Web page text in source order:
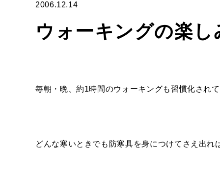
2006.12.14
ウォーキングの楽し
毎朝・晩、約1時間のウォーキングも習慣化されて
どんな寒いときでも防寒具を身につけてさえ出れ